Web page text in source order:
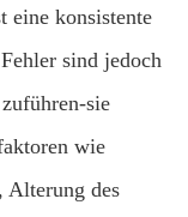
eine konsistente
sind jedoch
sie
wie
Alterung des